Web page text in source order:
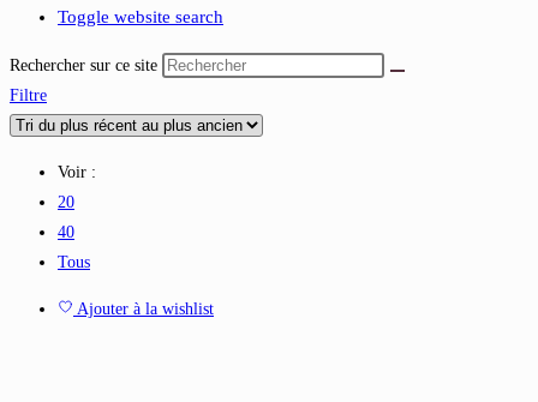
Toggle website search
Rechercher sur ce site
Filtre
Voir :
20
40
Tous
Ajouter à la wishlist